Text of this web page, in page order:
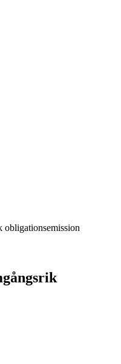
obligationsemission